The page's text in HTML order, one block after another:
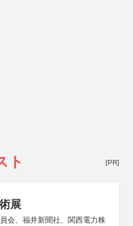
ト [PR]
展
会、福井新聞社、関西電力株